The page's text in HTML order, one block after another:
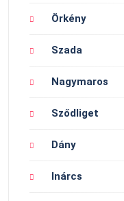
Örkény
Szada
Nagymaros
Sződliget
Dány
Inárcs